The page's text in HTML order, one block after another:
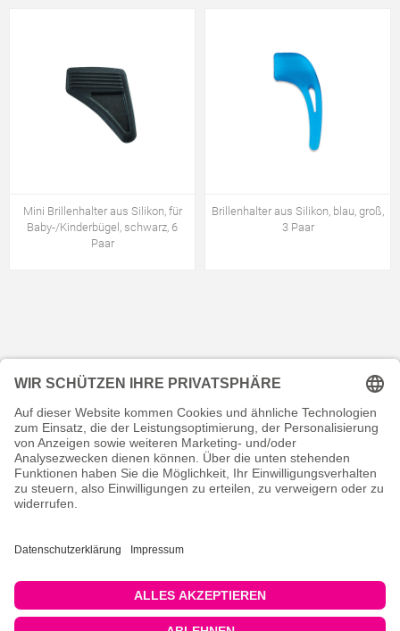
Mini Brillenhalter aus Silikon, für
Baby-/Kinderbügel, schwarz, 6
Paar
Brillenhalter aus Silikon, blau, groß,
3 Paar
KONTAKT
RECHTLICHES
INFORMATIVES
MEIN KONTO